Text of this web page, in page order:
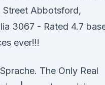
Street Abbotsford,
3067 - Rated 4.7
ever!!!
The Only Real